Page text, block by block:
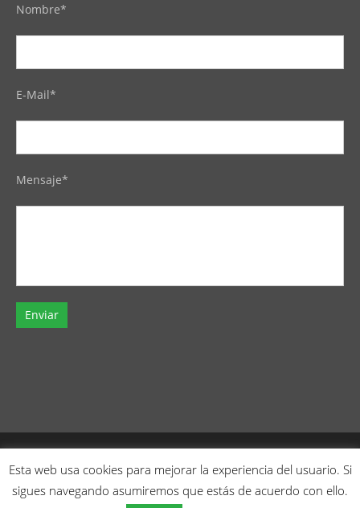
Nombre*
E-Mail*
Mensaje*
Todos los derechos reservados
QUÉ ES
MOVILIDAD ORGANIZADOR
ENTORNO
ENTREVISTAS ENCUESTA DE SATISFACCION
Esta web usa cookies para mejorar la experiencia del usuario. Si
sigues navegando asumiremos que estás de acuerdo con ello.